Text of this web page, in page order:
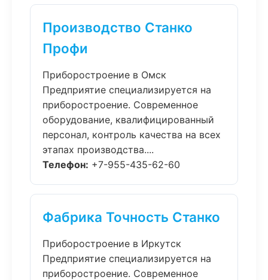
Производство Станко
Профи
Приборостроение в Омск
Предприятие специализируется на
приборостроение. Современное
оборудование, квалифицированный
персонал, контроль качества на всех
этапах производства....
Телефон: +7-955-435-62-60
Фабрика Точность Станко
Приборостроение в Иркутск
Предприятие специализируется на
приборостроение. Современное